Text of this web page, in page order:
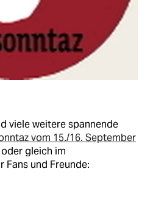
viele weitere spannende
vom 15./16. September
oder gleich im
Fans und Freunde: